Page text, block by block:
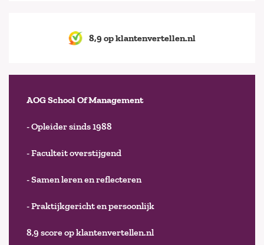
8,9 op klantenvertellen.nl
AOG School Of Management
- Opleider sinds 1988
- Faculteit overstijgend
- Samen leren en reflecteren
- Praktijkgericht en persoonlijk
8,9 score op klantenvertellen.nl